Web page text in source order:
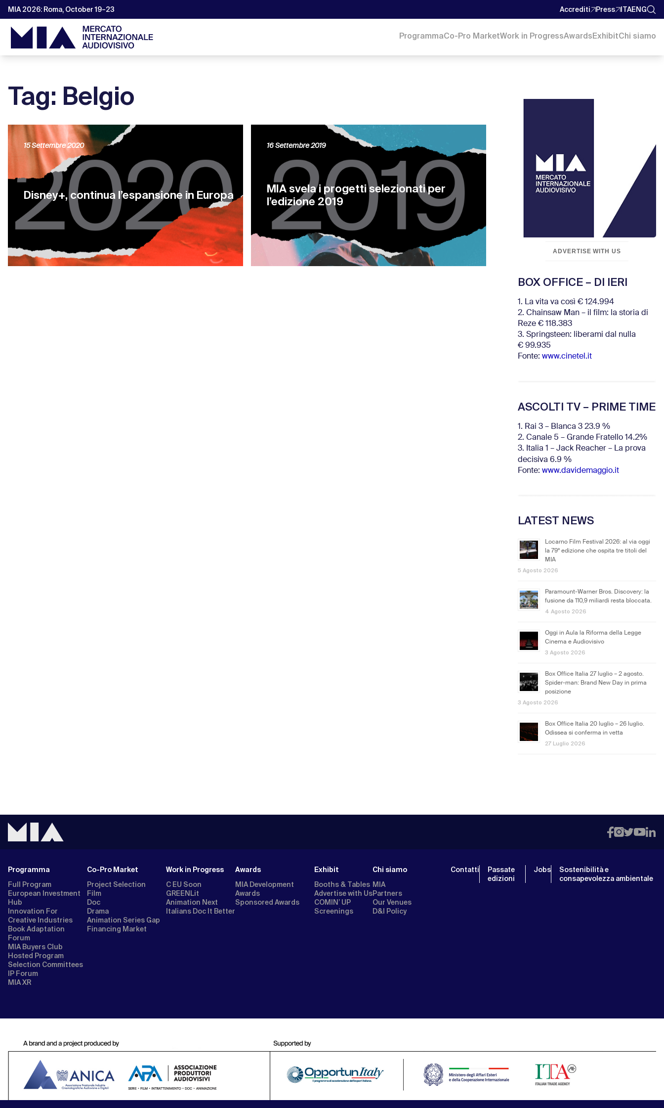
MIA 2026: Roma, October 19–23 Accrediti Press ITAENG
ProgrammaCo-Pro MarketWork in ProgressAwardsExhibitChi siamo
Tag: Belgio
Disney+, continua l’espansione in Europa
15 Settembre 2020
MIA svela i progetti selezionati per
l’edizione 2019
16 Settembre 2019
ADVERTISE WITH US
BOX OFFICE – DI IERI
1. La vita va così € 124.994
2. Chainsaw Man – il film: la storia di
Reze € 118.383
3. Springsteen: liberami dal nulla
€ 99.935
Fonte: www.cinetel.it
ASCOLTI TV – PRIME TIME
1. Rai 3 – Blanca 3 23.9 %
2. Canale 5 – Grande Fratello 14.2%
3. Italia 1 – Jack Reacher – La prova
decisiva 6.9 %
Fonte: www.davidemaggio.it
LATEST NEWS
Locarno Film Festival 2026: al via oggi
la 79ª edizione che ospita tre titoli del
MIA
5 Agosto 2026
Paramount-Warner Bros. Discovery: la
fusione da 110,9 miliardi resta bloccata.
4 Agosto 2026
Oggi in Aula la Riforma della Legge
Cinema e Audiovisivo
3 Agosto 2026
Box Office Italia 27 luglio – 2 agosto.
Spider-man: Brand New Day in prima
posizione
3 Agosto 2026
Box Office Italia 20 luglio – 26 luglio.
Odissea si conferma in vetta
27 Luglio 2026
Programma
Full Program
European Investment
Hub
Innovation For
Creative Industries
Book Adaptation
Forum
MIA Buyers Club
Hosted Program
Selection Committees
IP Forum
MIA XR
Co-Pro Market
Project Selection
Film
Doc
Drama
Animation Series Gap
Financing Market
Work in Progress
C EU Soon
GREENLit
Animation Next
Italians Doc It Better
Awards
MIA Development
Awards
Sponsored Awards
Exhibit
Booths & Tables
Advertise with Us
COMIN’ UP
Screenings
Chi siamo
MIA
Partners
Our Venues
D&I Policy
Contatti
Passate
edizioni
Jobs
Sostenibilità e
consapevolezza ambientale